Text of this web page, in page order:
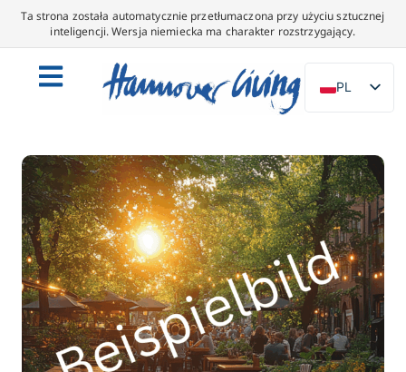
Ta strona została automatycznie przetłumaczona przy użyciu sztucznej
inteligencji. Wersja niemiecka ma charakter rozstrzygający.
PL
DE
NL
ES
IT
DA
SV
FR
PT